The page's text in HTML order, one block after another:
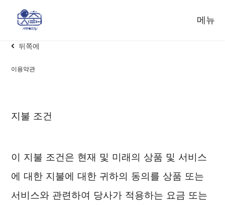
메뉴
뒤쪽에
이용약관
지불 조건
이 지불 조건은 현재 및 미래의 상품 및 서비스
에 대한 지불에 대한 귀하의 동의를 상품 또는
서비스와 관련하여 당사가 적용하는 요금 또는